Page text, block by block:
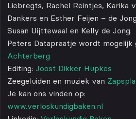
Liebregts, Rachel Reintjes, Karika
Dankers en Esther Feijen – de
Susan Uijttewaal en Kelly de Jong.
Peters Datapraatje wordt mogelijk
Achterberg
Editing: Joost Dikker Hupkes
Zeegeluiden en muziek van
Je kan ons vinden op:
www.verloskundigbaken.nl